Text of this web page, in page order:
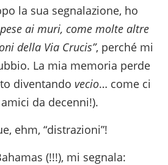
la sua segnalazione, ho
ai muri, come molte altre
della Via Crucis”, perché mi
La mia memoria perde
diventando vecio… come ci
da decenni!).
ehm, “distrazioni”!
(!!!), mi segnala: